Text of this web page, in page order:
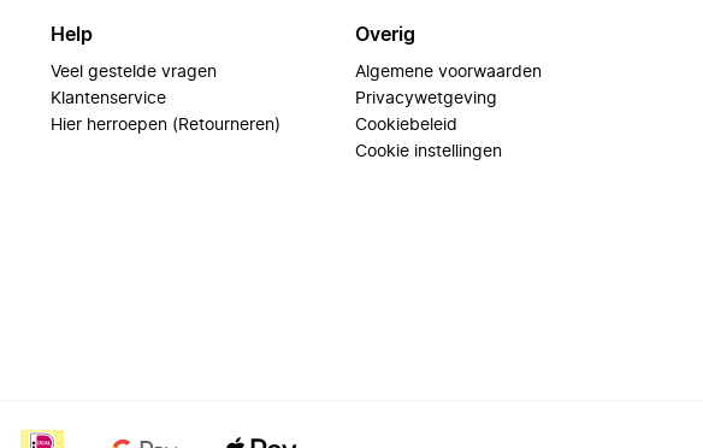
Help
Veel gestelde vragen
Klantenservice
Hier herroepen (Retourneren)
Overig
Algemene voorwaarden
Privacywetgeving
Cookiebeleid
Cookie instellingen